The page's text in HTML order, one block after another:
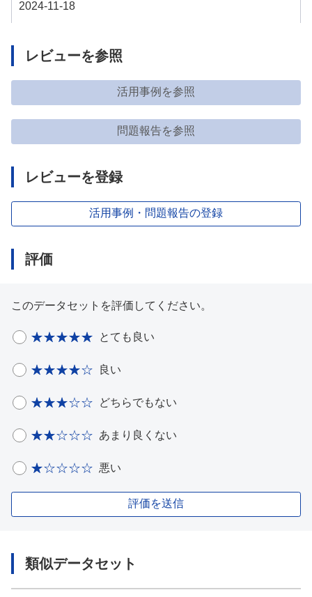
2024-11-18
レビューを参照
活用事例を参照
問題報告を参照
レビューを登録
活用事例・問題報告の登録
評価
このデータセットを評価してください。
とても良い
良い
どちらでもない
あまり良くない
悪い
評価を送信
類似データセット